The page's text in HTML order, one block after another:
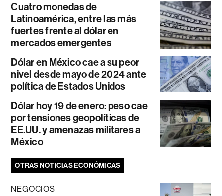
Cuatro monedas de
Latinoamérica, entre las más
fuertes frente al dólar en
mercados emergentes
Dólar en México cae a su peor
nivel desde mayo de 2024 ante
política de Estados Unidos
Dólar hoy 19 de enero: peso cae
por tensiones geopolíticas de
EE.UU. y amenazas militares a
México
OTRAS NOTICIAS ECONÓMICAS
NEGOCIOS